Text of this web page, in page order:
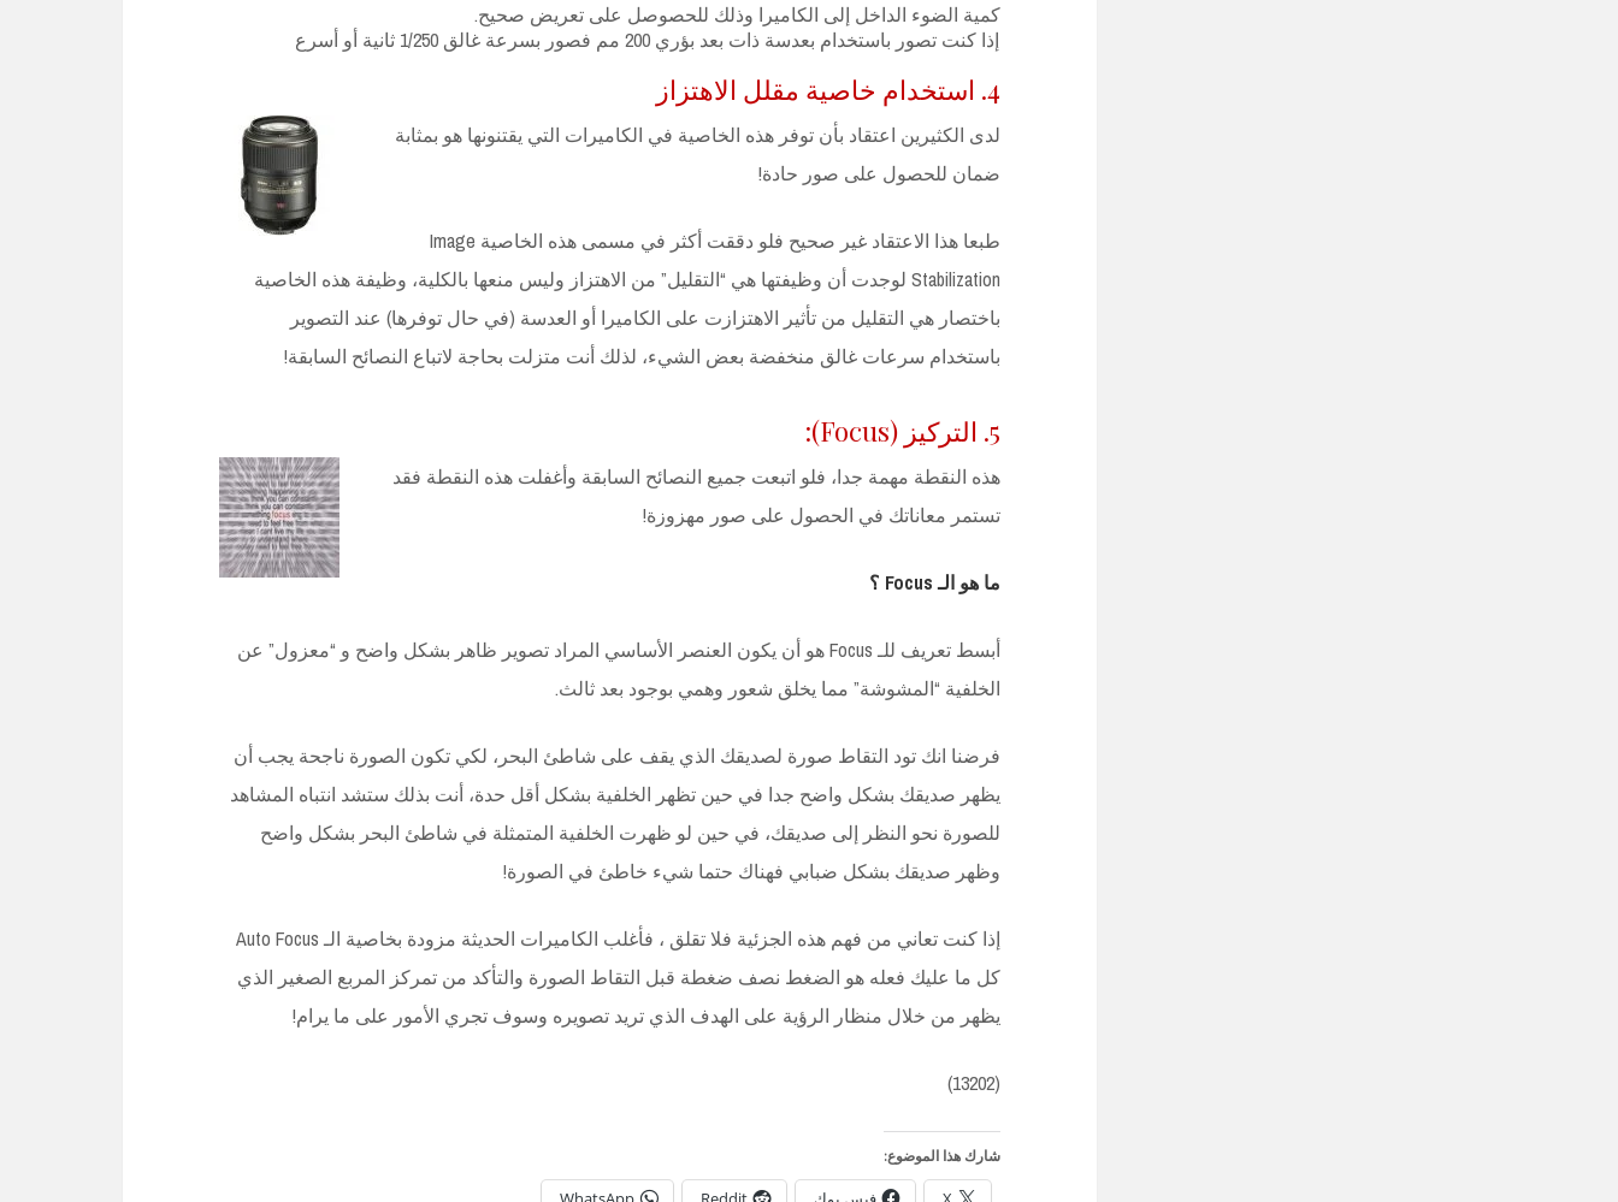
إذا كنت تصور باستخدام بعدسة ذات بعد بؤري 200 مم فصور بسرعة غالق 1/250 ثانية أو أسرع
كمية الضوء الداخل إلى الكاميرا وذلك للحصوصل على تعريض صحيح.
4. استخدام خاصية مقلل الاهتزاز
لدى الكثيرين اعتقاد بأن توفر هذه الخاصية في الكاميرات التي يقتنونها هو بمثابة
ضمان للحصول على صور حادة!
طبعا هذا الاعتقاد غير صحيح فلو دققت أكثر في مسمى هذه الخاصية Image
Stabilization لوجدت أن وظيفتها هي “التقليل” من الاهتزاز وليس منعها بالكلية، وظيفة هذه الخاصية
باختصار هي التقليل من تأثير الاهتزازت على الكاميرا أو العدسة (في حال توفرها) عند التصوير
باستخدام سرعات غالق منخفضة بعض الشيء، لذلك أنت متزلت بحاجة لاتباع النصائح السابقة!
5. التركيز (Focus):
هذه النقطة مهمة جدا، فلو اتبعت جميع النصائح السابقة وأغفلت هذه النقطة فقد
تستمر معاناتك في الحصول على صور مهزوزة!
ما هو الـ Focus ؟
أبسط تعريف للـ Focus هو أن يكون العنصر الأساسي المراد تصوير ظاهر بشكل واضح و “معزول” عن
الخلفية “المشوشة” مما يخلق شعور وهمي بوجود بعد ثالث.
فرضنا انك تود التقاط صورة لصديقك الذي يقف على شاطئ البحر، لكي تكون الصورة ناجحة يجب أن
يظهر صديقك بشكل واضح جدا في حين تظهر الخلفية بشكل أقل حدة، أنت بذلك ستشد انتباه المشاهد
للصورة نحو النظر إلى صديقك، في حين لو ظهرت الخلفية المتمثلة في شاطئ البحر بشكل واضح
وظهر صديقك بشكل ضبابي فهناك حتما شيء خاطئ في الصورة!
إذا كنت تعاني من فهم هذه الجزئية فلا تقلق ، فأغلب الكاميرات الحديثة مزودة بخاصية الـ Auto Focus
كل ما عليك فعله هو الضغط نصف ضغطة قبل التقاط الصورة والتأكد من تمركز المربع الصغير الذي
يظهر من خلال منظار الرؤية على الهدف الذي تريد تصويره وسوف تجري الأمور على ما يرام!
(13202)
شارك هذا الموضوع: